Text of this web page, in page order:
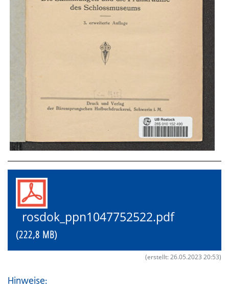
rosdok_ppn1047752522.pdf
(222,8 MB)
(erstellt: 26.05.2023 20:53)
Hinweise: